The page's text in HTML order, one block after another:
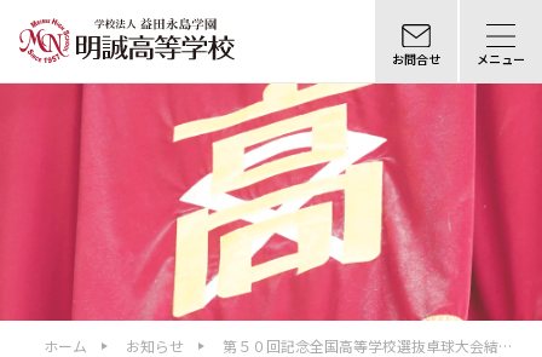
お問合せ メニュー
ホーム お知らせ
第５０回記念全国高等学校選抜卓球大会結果